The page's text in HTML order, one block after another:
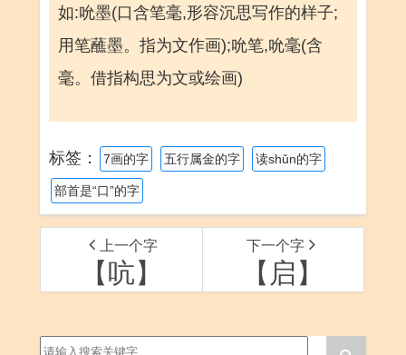
如:吮墨(口含笔毫,形容沉思写作的样子;
用笔蘸墨。指为文作画);吮笔,吮毫(含
毫。借指构思为文或绘画)
标签： 7画的字 五行属金的字 读shǔn的字
部首是“口”的字
上一个字
【吭】
下一个字
【启】